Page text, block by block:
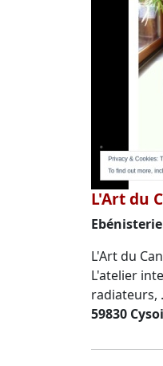
L'Art du
Ebénisterie
L'Art du
L'atelier
radiateurs,
59830